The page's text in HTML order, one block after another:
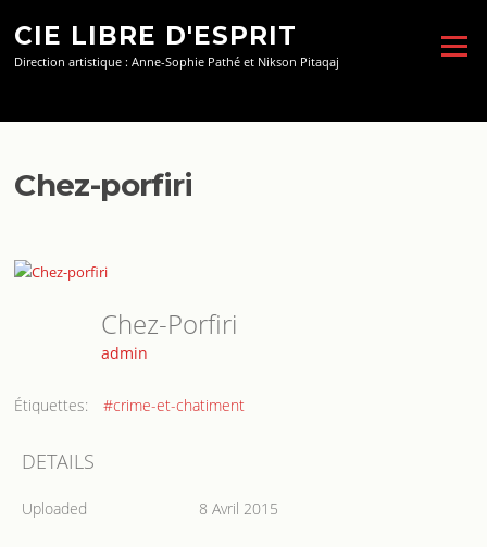
contenu
CIE LIBRE D'ESPRIT
Direction artistique : Anne-Sophie Pathé et Nikson Pitaqaj
Menu
Chez-porfiri
Chez-Porfiri
admin
Étiquettes: #crime-et-chatiment
DETAILS
Uploaded 8 Avril 2015